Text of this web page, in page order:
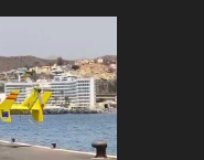
superior del
seg...
— Un
de este
un grave
GC-1, a su